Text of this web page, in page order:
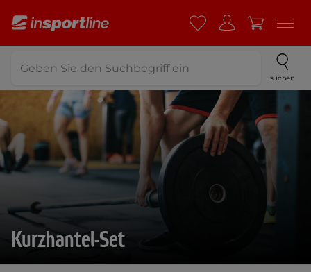
suchen
Kurzhantel-Set